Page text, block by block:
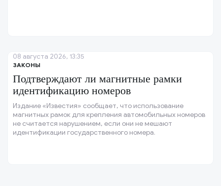
ЗАКОНЫ
Подтверждают ли магнитные рамки
идентификацию номеров
Издание «Известия» сообщает, что использование
магнитных рамок для крепления автомобильных номеров
не считается нарушением, если они не мешают
идентификации государственного номера.
08 августа 2026, 13:35